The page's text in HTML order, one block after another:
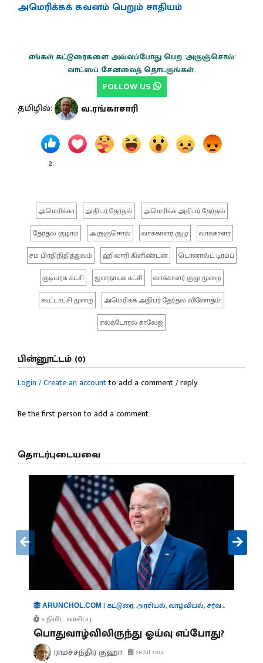
அமெரிக்கக் கவனம் பெறும் சாதியம்
எங்கள் கட்டுரைகளை அவ்வப்போது பெற 'அருஞ்சொல்'
வாட்ஸப் சேனலைத் தொடருங்கள்.
FOLLOW US
தமிழில்: வ.ரங்காசாரி
2
அமெரிக்கா அதிபர் தேர்தல்
அமெரிக்க அதிபர் தேர்தல்
தேர்தல் குழாம்
அருஞ்சொல் வாக்காளர் குழு
வாக்காளர்
சம பிரதிநிதித்துவம்
ஹிலாரி கிளிண்டன்
டொனால்ட் டிரம்ப்
குடியரசு கட்சி
ஜனநாயக கட்சி
வாக்காளர் குழு முறை
கூட்டாட்சி முறை
அமெரிக்க அதிபர் தேர்தல் வினோதம்!
எலக்டோரல் காலேஜ்
பின்னூட்டம் (0)
Login / Create an accountto add a comment / reply.
Be the first person to add a comment.
தொடர்புடையவை
ARUNCHOL.COM |கட்டுரை,அரசியல்,வாழ்வியல்,சர்வதேசம்
5 நிமிட வாசிப்பு
பொதுவாழ்விலிருந்து ஓய்வு எப்போது?
ராமச்சந்திர குஹா 28 Jul 2024